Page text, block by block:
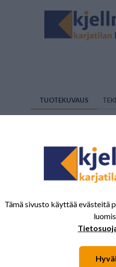
TUOTEKUVAUS
Tuotenumero:
Tämä sivusto käyttää evästeitä